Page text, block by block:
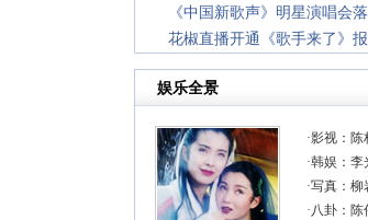
《中国新歌声》明星演唱会
花椒直播开通《歌手来了》